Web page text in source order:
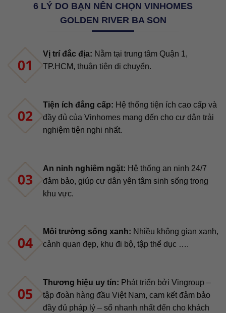
6 LÝ DO BẠN NÊN CHỌN VINHOMES
GOLDEN RIVER BA SON
Vị trí đắc địa: Nằm tại trung tâm Quận 1,
TP.HCM, thuận tiện di chuyển.
Tiện ích đẳng cấp: Hệ thống tiện ích cao cấp và
đầy đủ của Vinhomes mang đến cho cư dân trải
nghiệm tiện nghi nhất.
An ninh nghiêm ngặt: Hệ thống an ninh 24/7
đảm bảo, giúp cư dân yên tâm sinh sống trong
khu vực.
Môi trường sống xanh: Nhiều không gian xanh,
cảnh quan đẹp, khu đi bộ, tập thể dục ….
Thương hiệu uy tín: Phát triển bởi Vingroup –
tập đoàn hàng đầu Việt Nam, cam kết đảm bảo
đầy đủ pháp lý – sổ nhanh nhất đến cho khách